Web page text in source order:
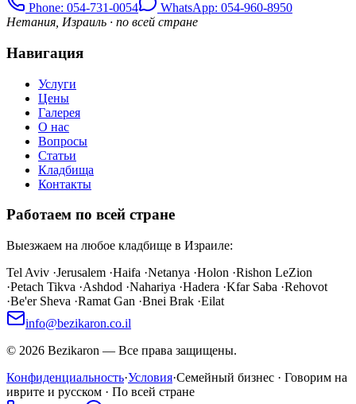
Phone: 054-731-0054
WhatsApp: 054-960-8950
Нетания, Израиль · по всей стране
Навигация
Услуги
Цены
Галерея
О нас
Вопросы
Статьи
Кладбища
Контакты
Работаем по всей стране
Выезжаем на любое кладбище в Израиле:
Tel Aviv ·Jerusalem ·Haifa ·Netanya ·Holon ·Rishon LeZion
·Petach Tikva ·Ashdod ·Nahariya ·Hadera ·Kfar Saba ·Rehovot
·Be'er Sheva ·Ramat Gan ·Bnei Brak ·Eilat
info@bezikaron.co.il
© 2026 Bezikaron — Все права защищены.
Конфиденциальность·Условия·Семейный бизнес · Говорим на
иврите и русском · По всей стране